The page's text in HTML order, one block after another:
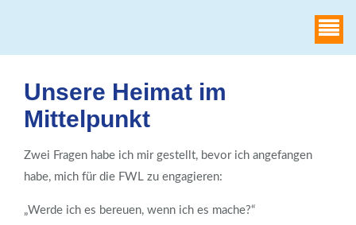
WAHLHEIMAT
Unsere Heimat im
Mittelpunkt
Zwei Fragen habe ich mir gestellt, bevor ich angefangen
habe, mich für die FWL zu engagieren:
„Werde ich es bereuen, wenn ich es mache?“